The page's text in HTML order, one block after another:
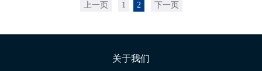
上一页 1 2 下一页
关于我们